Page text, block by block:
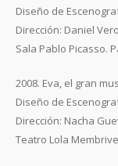
Diseño de
Dirección: Daniel
Sala Pablo Picasso.
2008. Eva, el gran
Diseño de
Dirección: Nacha
Teatro Lola